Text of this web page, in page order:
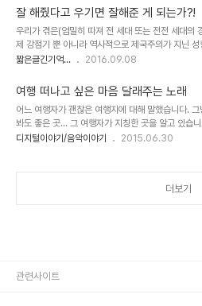
분야에 국한된 것이 아니..
하게 될 수 있다는 사실입니다. 아니 어쩌면 대부분
생을 살아가기도 합니다. 영화 매트릭스에서 모피어
알약을 먹었을 때처럼 말이죠. 보신 분들은 아시겠지
오에게 건넨 두 가지 색의 알약은 가상이지만 평화의
아니면 현실을 인지할 수 있지만 고통스러운 적나라
라서, 또는 그저 누구나의 생각 ..
잘 해줬다고 우기면 잘해준 게 되는가?!
우리가 겪은(엄밀히 따져 전 세대 또는 전전 세대의
제 강점기 뿐 아니라 역사적으로 제국주의가 지닌 성
수 있을 겁니다. 하지만 다른 건 알 수 없다 해도 현재
는 부류들은 헬조선이란 말을 아주 불손한 의도로 보
지극히 잘하고 있는 자신들의 모습을 스스로 비하하
합니다. 솔직히 잘해준다는 의미를 한마디로 멋지고
다라고 정의할 능력은 없지만… 적어도 잘해준다는
하는 그 대상이 그렇게 느꼈을 때를 말하는 것이라는
짧은글긴기억... 2016.09.08
여행 떠나고 싶은 마음 달래주는 노래
어느 여행자가 괜찮은 여행지에 대해 말했습니다.
봐도 좋은 곳... 그 여행자가 지칭한 곳을 알고 있습
접적으로 언급하진 않겠습니다. 진짜 좋은 건 상상 속
미란 말도 있으니 말이죠. 이미지 출처:
디지털이야기/음악이야기 2015.06.30
더보기
관련사이트